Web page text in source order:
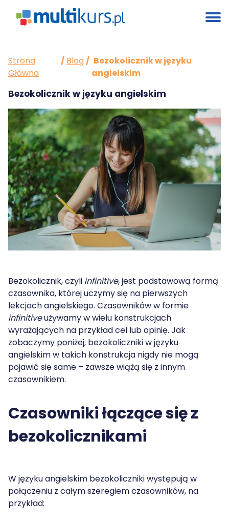
Strona
Główna
/ Blog/ Bezokolicznik w języku
angielskim
Bezokolicznik w języku angielskim
Bezokolicznik, czyli infinitive, jest podstawową formą
czasownika, której uczymy się na pierwszych
lekcjach angielskiego. Czasowników w formie
infinitiveużywamy w wielu konstrukcjach
wyrażających na przykład cel lub opinię. Jak
zobaczymy poniżej, bezokoliczniki w języku
angielskim w takich konstrukcja nigdy nie mogą
pojawić się same – zawsze wiążą się z innym
czasownikiem.
Czasowniki łączące się z
bezokolicznikami
W języku angielskim bezokoliczniki występują w
połączeniu z całym szeregiem czasowników, na
przykład: